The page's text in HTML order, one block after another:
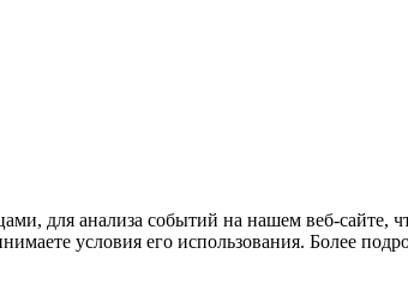
для анализа событий на нашем веб-сайте,
условия его использования. Более